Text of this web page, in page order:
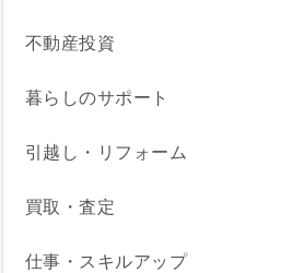
不動産投資
暮らしのサポート
引越し・リフォーム
買取・査定
仕事・スキルアップ